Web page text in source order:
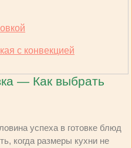
с конвекцией
— Как выбрать
успеха в готовке блюд
когда размеры кухни не